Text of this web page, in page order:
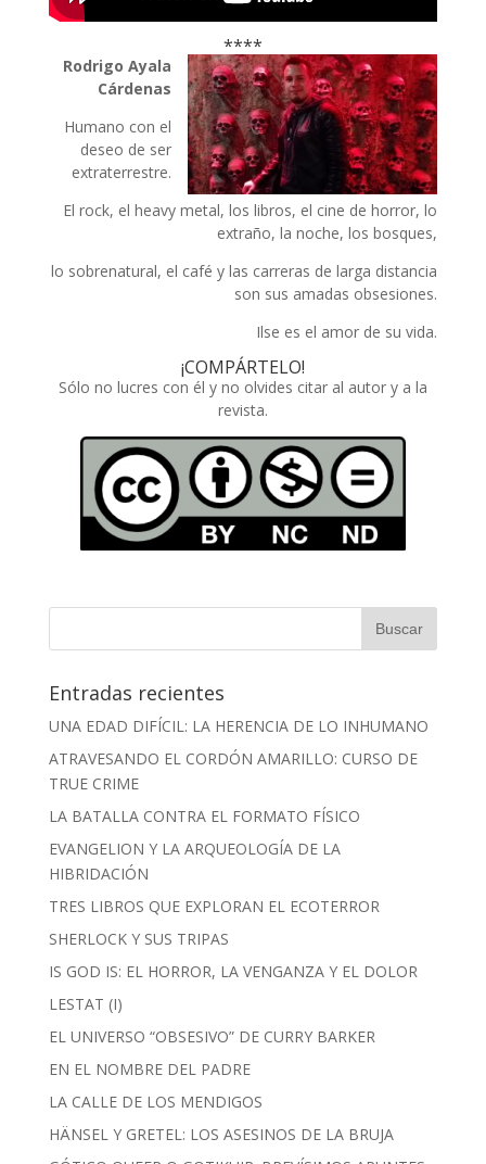
****
Rodrigo Ayala
Cárdenas
Humano con el
deseo de ser
extraterrestre.
El rock, el heavy metal, los libros, el cine de horror, lo
extraño, la noche, los bosques,
lo sobrenatural, el café y las carreras de larga distancia
son sus amadas obsesiones.
Ilse es el amor de su vida.
¡COMPÁRTELO!
Sólo no lucres con él y no olvides citar al autor y a la
revista.
Entradas recientes
UNA EDAD DIFÍCIL: LA HERENCIA DE LO INHUMANO
ATRAVESANDO EL CORDÓN AMARILLO: CURSO DE
TRUE CRIME
LA BATALLA CONTRA EL FORMATO FÍSICO
EVANGELION Y LA ARQUEOLOGÍA DE LA
HIBRIDACIÓN
TRES LIBROS QUE EXPLORAN EL ECOTERROR
SHERLOCK Y SUS TRIPAS
IS GOD IS: EL HORROR, LA VENGANZA Y EL DOLOR
LESTAT (I)
EL UNIVERSO “OBSESIVO” DE CURRY BARKER
EN EL NOMBRE DEL PADRE
LA CALLE DE LOS MENDIGOS
HÄNSEL Y GRETEL: LOS ASESINOS DE LA BRUJA